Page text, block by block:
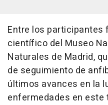
Entre los participantes
científico del Museo
Naturales de Madrid,
de seguimiento de
últimos avances en la
enfermedades en este